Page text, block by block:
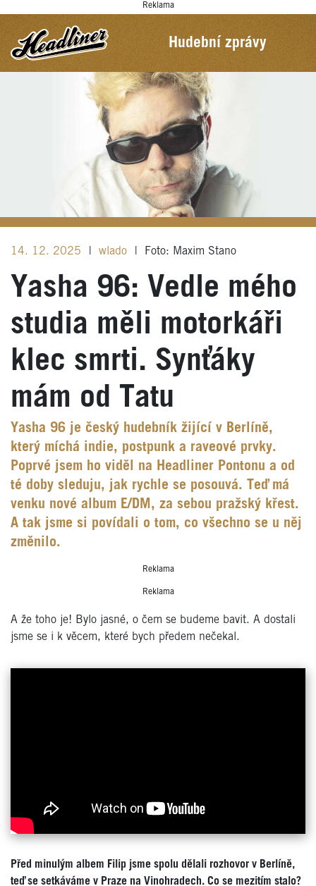
Reklama
Hudební zprávy
14. 12. 2025 wlado Foto: Maxim Stano
Yasha 96: Vedle mého
studia měli motorkáři
klec smrti. Synťáky
mám od Tatu
Yasha 96 je český hudebník žijící v Berlíně,
který míchá indie, postpunk a raveové prvky.
Poprvé jsem ho viděl na Headliner Pontonu a od
té doby sleduju, jak rychle se posouvá. Teď má
venku nové album E/DM, za sebou pražský křest.
A tak jsme si povídali o tom, co všechno se u něj
změnilo.
Reklama
Reklama
A že toho je! Bylo jasné, o čem se budeme bavit. A dostali
jsme se i k věcem, které bych předem nečekal.
Před minulým albem Filip jsme spolu dělali rozhovor v Berlíně,
teď se setkáváme v Praze na Vinohradech. Co se mezitím stalo?